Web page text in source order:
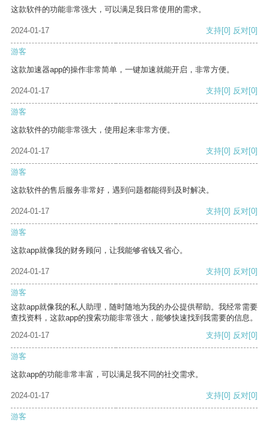
这款软件的功能非常强大，可以满足我日常使用的需求。
2024-01-17 支持[0] 反对[0]
游客
这款加速器app的操作非常简单，一键加速就能开启，非常方便。
2024-01-17 支持[0] 反对[0]
游客
这款软件的功能非常强大，使用起来非常方便。
2024-01-17 支持[0] 反对[0]
游客
这款软件的售后服务非常好，遇到问题都能得到及时解决。
2024-01-17 支持[0] 反对[0]
游客
这款app就像我的财务顾问，让我能够省钱又省心。
2024-01-17 支持[0] 反对[0]
游客
这款app就像我的私人助理，随时随地为我的办公提供帮助。我经常需要
查找资料，这款app的搜索功能非常强大，能够快速找到我需要的信息。
2024-01-17
支持[0] 反对[0]
游客
这款app的功能非常丰富，可以满足我不同的社交需求。
2024-01-17 支持[0] 反对[0]
游客